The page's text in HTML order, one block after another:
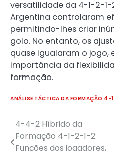
versatilidade da 4-1-2-1-
Argentina controlaram
permitindo-lhes criar
golo. No entanto, os
quase igualaram o jogo,
importância da
formação.
ANÁLISE TÁCTICA DA FORMAÇÃO
Post
navigation
4-4-2 Híbrido da
Formação 4-1-2-1-2:
Funções dos jogadores,